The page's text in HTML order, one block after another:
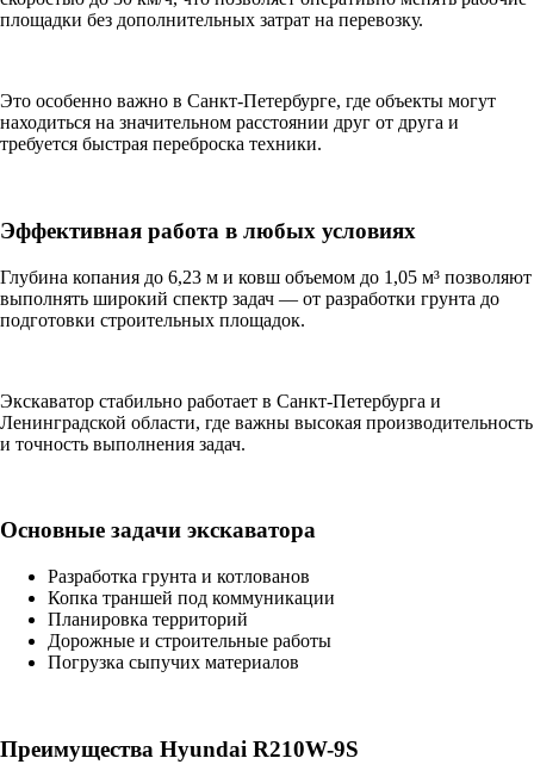
площадки без дополнительных затрат на перевозку.
Это особенно важно в Санкт-Петербурге, где объекты могут
находиться на значительном расстоянии друг от друга и
требуется быстрая переброска техники.
Эффективная работа в любых условиях
Глубина копания до 6,23 м и ковш объемом до 1,05 м³ позволяют
выполнять широкий спектр задач — от разработки грунта до
подготовки строительных площадок.
Экскаватор стабильно работает в Санкт-Петербурга и
Ленинградской области, где важны высокая производительность
и точность выполнения задач.
Основные задачи экскаватора
Разработка грунта и котлованов
Копка траншей под коммуникации
Планировка территорий
Дорожные и строительные работы
Погрузка сыпучих материалов
Преимущества Hyundai R210W-9S